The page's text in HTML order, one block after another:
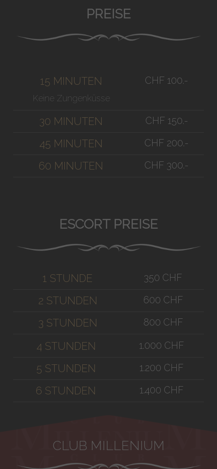
PREISE
15 MINUTEN
Keine Zungenküsse
CHF 100.-
30 MINUTEN CHF 150.-
45 MINUTEN CHF 200.-
60 MINUTEN CHF 300.-
ESCORT PREISE
1 STUNDE 350 CHF
2 STUNDEN 600 CHF
3 STUNDEN 800 CHF
4 STUNDEN 1.000 CHF
5 STUNDEN 1.200 CHF
6 STUNDEN 1.400 CHF
CLUB MILLENIUM